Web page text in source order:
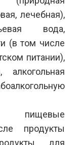
лечебная),
вода,
(в том числе
питании),
алкогольная
пищевые
продукты
для